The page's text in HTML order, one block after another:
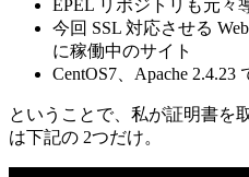
EPEL リポジトリも元々
今回 SSL 対応させる
に稼働中のサイト
CentOS7、Apache 2.4.23
ということで、私が証明書を
は下記の 2つだけ。